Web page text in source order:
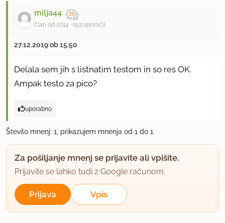
milja44
član od 2014 152 sporočil
27.12.2019 ob 15:50
Delala sem jih s listnatim testom in so res OK.
Ampak testo za pico?
uporabno
Število mnenj: 1, prikazujem mnenja od 1 do 1
Za pošiljanje mnenj se prijavite ali vpišite.
Prijavite se lahko tudi z Google računom.
Prijava Vpis